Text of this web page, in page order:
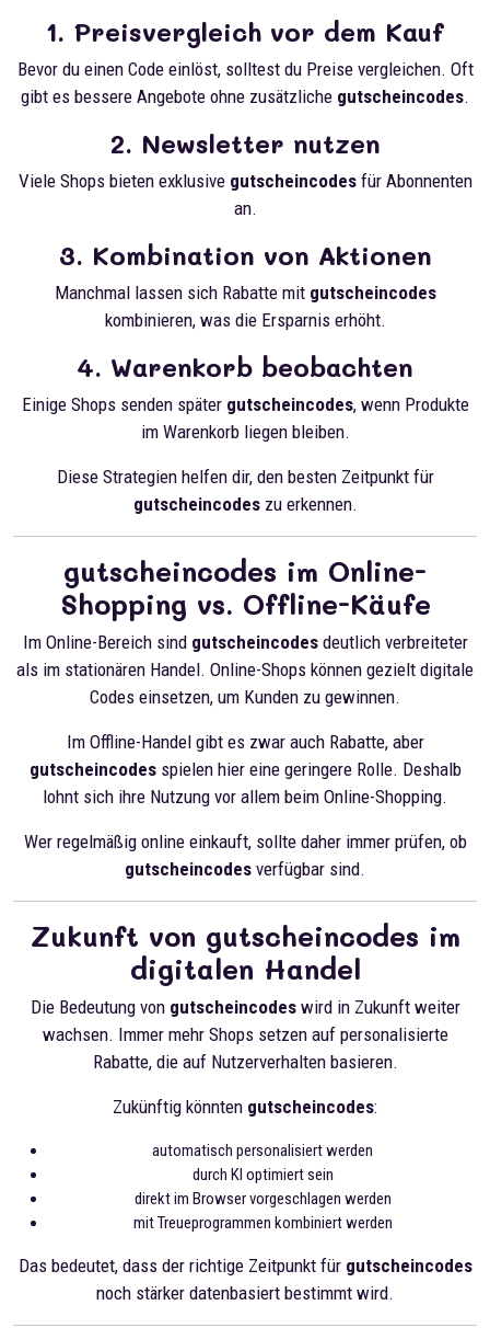
1. Preisvergleich vor dem Kauf
Bevor du einen Code einlöst, solltest du Preise vergleichen. Oft
gibt es bessere Angebote ohne zusätzliche gutscheincodes.
2. Newsletter nutzen
Viele Shops bieten exklusive gutscheincodesfür Abonnenten
an.
3. Kombination von Aktionen
Manchmal lassen sich Rabatte mit gutscheincodes
kombinieren, was die Ersparnis erhöht.
4. Warenkorb beobachten
Einige Shops senden später gutscheincodes, wenn Produkte
im Warenkorb liegen bleiben.
Diese Strategien helfen dir, den besten Zeitpunkt für
gutscheincodeszu erkennen.
gutscheincodes im Online-
Shopping vs. Offline-Käufe
Im Online-Bereich sind gutscheincodesdeutlich verbreiteter
als im stationären Handel. Online-Shops können gezielt digitale
Codes einsetzen, um Kunden zu gewinnen.
Im Offline-Handel gibt es zwar auch Rabatte, aber
gutscheincodesspielen hier eine geringere Rolle. Deshalb
lohnt sich ihre Nutzung vor allem beim Online-Shopping.
Wer regelmäßig online einkauft, sollte daher immer prüfen, ob
gutscheincodes verfügbar sind.
Zukunft von gutscheincodes im
digitalen Handel
Die Bedeutung von gutscheincodeswird in Zukunft weiter
wachsen. Immer mehr Shops setzen auf personalisierte
Rabatte, die auf Nutzerverhalten basieren.
Zukünftig könnten gutscheincodes:
automatisch personalisiert werden
durch KI optimiert sein
direkt im Browser vorgeschlagen werden
mit Treueprogrammen kombiniert werden
Das bedeutet, dass der richtige Zeitpunkt für gutscheincodes
noch stärker datenbasiert bestimmt wird.